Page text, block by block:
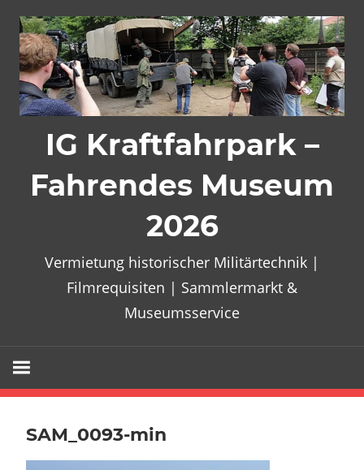
Inhalt
springen
IG Kraftfahrpark –
Fahrendes Museum
2026
Vermietung historischer Militärtechnik |
Filmrequisiten | Sammlermarkt &
Museumsservice
SAM_0093-min